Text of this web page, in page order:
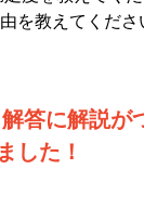
を教えてくださ
答に解説が
した！